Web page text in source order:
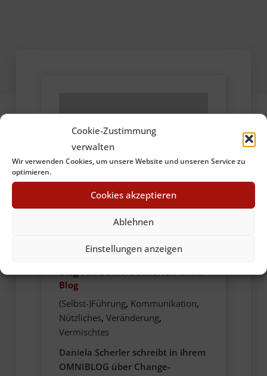
Cookie-Zustimmung
verwalten
Wir verwenden Cookies, um unsere Website und unseren Service zu
optimieren.
Cookies akzeptieren
Ablehnen
Einstellungen anzeigen
15. Juni 2022
Blog von Daniela Scherler: OMNI
Blog
(Selbst-)Führung, Kommunikation,
Nützliches, Veränderung,
Vermischtes
Daniela Scherler schreibt in ihrem
OMNIBLOG über Change-